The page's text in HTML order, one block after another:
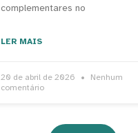
complementares no
LER MAIS
20 de abril de 2026
Nenhum
comentário